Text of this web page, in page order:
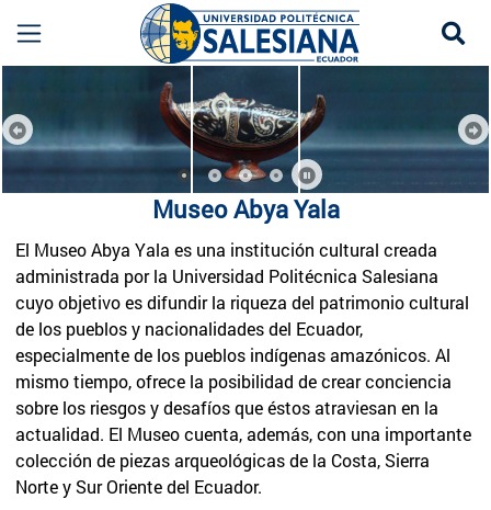
Museo Abya Yala UPS | Patrimonio Cultural
Previous
Museo Abya Yala
El Museo Abya Yala es una institución cultural creada
administrada por la Universidad Politécnica Salesiana
cuyo objetivo es difundir la riqueza del patrimonio cultural
de los pueblos y nacionalidades del Ecuador,
especialmente de los pueblos indígenas amazónicos. Al
mismo tiempo, ofrece la posibilidad de crear conciencia
sobre los riesgos y desafíos que éstos atraviesan en la
actualidad. El Museo cuenta, además, con una importante
colección de piezas arqueológicas de la Costa, Sierra
Norte y Sur Oriente del Ecuador.